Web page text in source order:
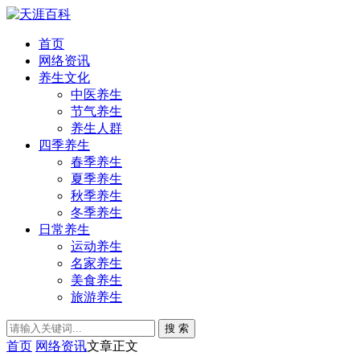
首页
网络资讯
养生文化
中医养生
节气养生
养生人群
四季养生
春季养生
夏季养生
秋季养生
冬季养生
日常养生
运动养生
名家养生
美食养生
旅游养生
搜 索
首页 网络资讯文章正文